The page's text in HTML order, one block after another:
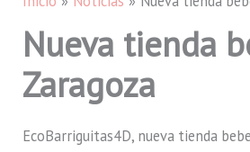
Nueva tienda
Zaragoza
EcoBarriguitas4D, nueva tienda